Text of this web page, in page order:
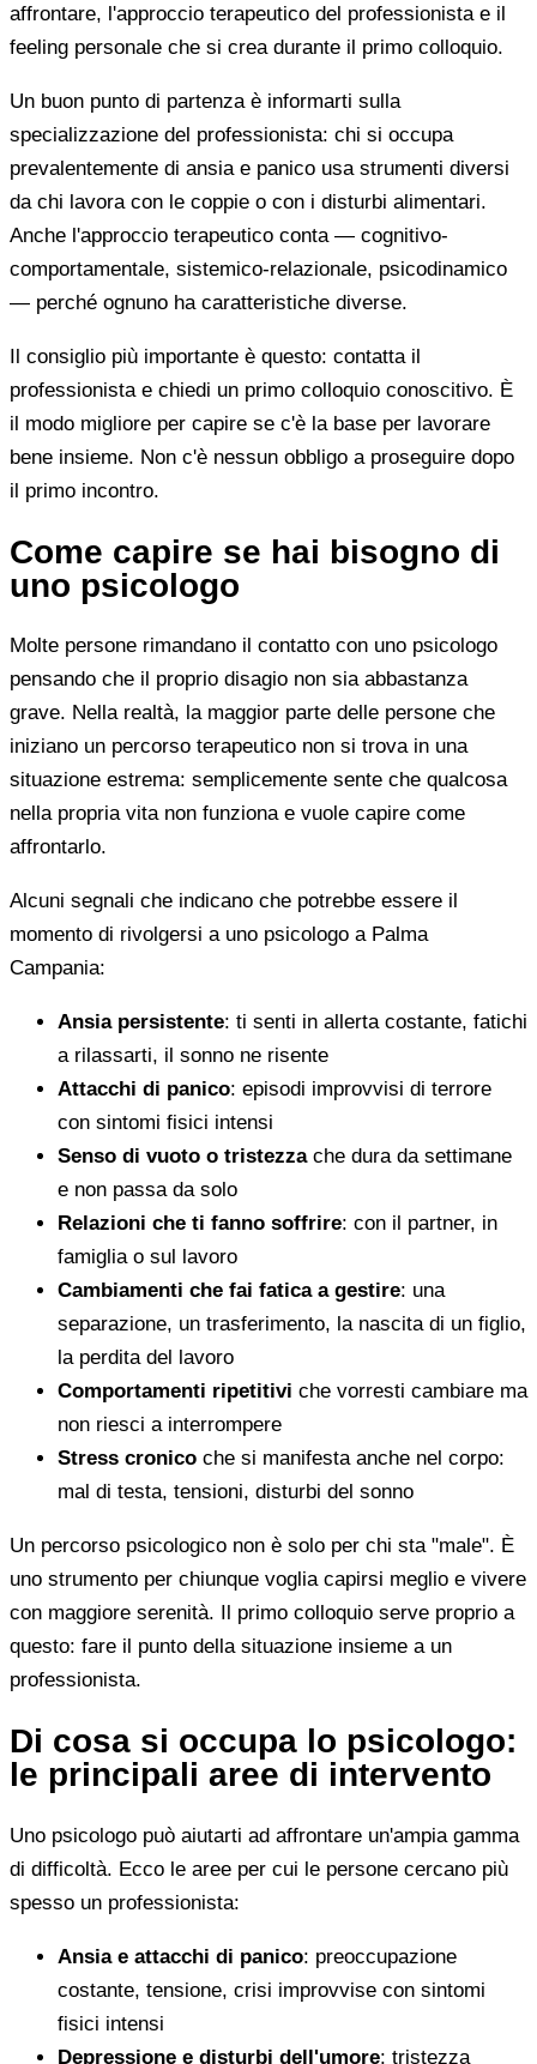
affrontare, l'approccio terapeutico del professionista e il
feeling personale che si crea durante il primo colloquio.
Un buon punto di partenza è informarti sulla
specializzazione del professionista: chi si occupa
prevalentemente di ansia e panico usa strumenti diversi
da chi lavora con le coppie o con i disturbi alimentari.
Anche l'approccio terapeutico conta — cognitivo-
comportamentale, sistemico-relazionale, psicodinamico
— perché ognuno ha caratteristiche diverse.
Il consiglio più importante è questo: contatta il
professionista e chiedi un primo colloquio conoscitivo. È
il modo migliore per capire se c'è la base per lavorare
bene insieme. Non c'è nessun obbligo a proseguire dopo
il primo incontro.
Come capire se hai bisogno di
uno psicologo
Molte persone rimandano il contatto con uno psicologo
pensando che il proprio disagio non sia abbastanza
grave. Nella realtà, la maggior parte delle persone che
iniziano un percorso terapeutico non si trova in una
situazione estrema: semplicemente sente che qualcosa
nella propria vita non funziona e vuole capire come
affrontarlo.
Alcuni segnali che indicano che potrebbe essere il
momento di rivolgersi a uno psicologo a Palma
Campania:
Ansia persistente: ti senti in allerta costante, fatichi
a rilassarti, il sonno ne risente
Attacchi di panico: episodi improvvisi di terrore
con sintomi fisici intensi
Senso di vuoto o tristezzache dura da settimane
e non passa da solo
Relazioni che ti fanno soffrire: con il partner, in
famiglia o sul lavoro
Cambiamenti che fai fatica a gestire: una
separazione, un trasferimento, la nascita di un figlio,
la perdita del lavoro
Comportamenti ripetitivi che vorresti cambiare ma
non riesci a interrompere
Stress cronico che si manifesta anche nel corpo:
mal di testa, tensioni, disturbi del sonno
Un percorso psicologico non è solo per chi sta "male". È
uno strumento per chiunque voglia capirsi meglio e vivere
con maggiore serenità. Il primo colloquio serve proprio a
questo: fare il punto della situazione insieme a un
professionista.
Di cosa si occupa lo psicologo:
le principali aree di intervento
Uno psicologo può aiutarti ad affrontare un'ampia gamma
di difficoltà. Ecco le aree per cui le persone cercano più
spesso un professionista:
Ansia e attacchi di panico: preoccupazione
costante, tensione, crisi improvvise con sintomi
fisici intensi
Depressione e disturbi dell'umore: tristezza